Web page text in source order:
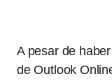
A pesar de
de Outlook